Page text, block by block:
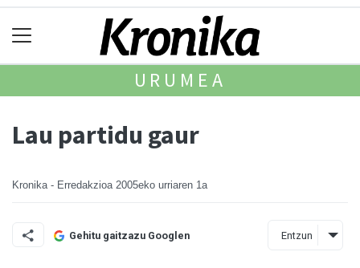
URUMEA
Lau partidu gaur
Kronika - Erredakzioa 2005eko urriaren 1a
Gehitu gaitzazu Googlen Entzun